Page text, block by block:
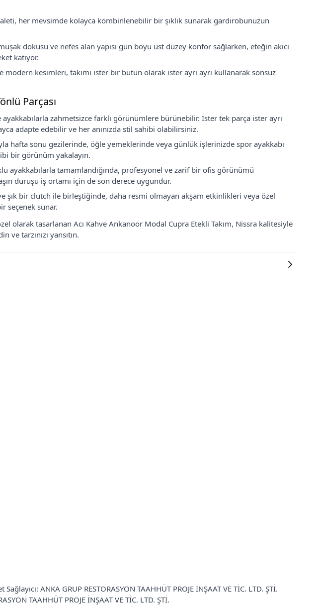
her mevsimde kolayca kombinlenebilir bir şıklık sunarak gardırobunuzun
dokusu ve nefes alan yapısı gün boyu üst düzey konfor sağlarken, eteğin akıcı
katıyor.
modern kesimleri, takımı ister bir bütün olarak ister ayrı ayrı kullanarak sonsuz
Parçası
ayakkabılarla zahmetsizce farklı görünümlere bürünebilir. İster tek parça ister ayrı
adapte edebilir ve her anınızda stil sahibi olabilirsiniz.
hafta sonu gezilerinde, öğle yemeklerinde veya günlük işlerinizde spor ayakkabı
bir görünüm yakalayın.
ayakkabılarla tamamlandığında, profesyonel ve zarif bir ofis görünümü
duruşu iş ortamı için de son derece uygundur.
şık bir clutch ile birleştiğinde, daha resmi olmayan akşam etkinlikleri veya özel
seçenek sunar.
olarak tasarlanan Acı Kahve Ankanoor Modal Cupra Etekli Takım, Nissra kalitesiyle
ve tarzınızı yansıtın.
ANKA GRUP RESTORASYON TAAHHÜT PROJE İNŞAAT VE TİC. LTD. ŞTİ.
TAAHHÜT PROJE İNŞAAT VE TİC. LTD. ŞTİ.